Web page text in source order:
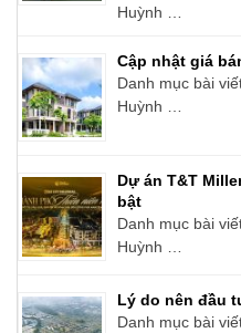
Huỳnh …
Cập nhật giá
Danh mục bài
Huỳnh …
Dự án T&T
bật
Danh mục bài
Huỳnh …
Lý do nên đầu
Danh mục bài